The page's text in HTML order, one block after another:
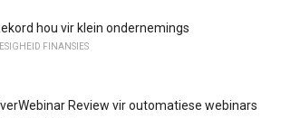
hou vir klein ondernemings
FINANSIES
Review vir outomatiese webinars